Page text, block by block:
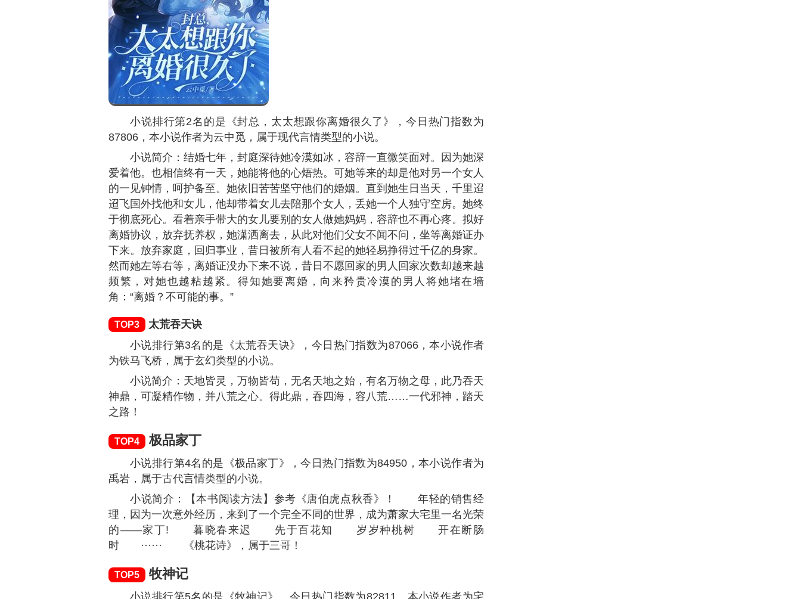
小说排行第2名的是《封总，太太想跟你离婚很久了》，今日热门指数为
87806 ，本小说作者为云中觅，属于现代言情类型的小说。
小说简介：结婚七年，封庭深待她冷漠如冰，容辞一直微笑面对。因为她深
爱着他。也相信终有一天，她能将他的心焐热。可她等来的却是他对另一个女人
的一见钟情，呵护备至。她依旧苦苦坚守他们的婚姻。直到她生日当天，千里迢
迢飞国外找他和女儿，他却带着女儿去陪那个女人，丢她一个人独守空房。她终
于彻底死心。看着亲手带大的女儿要别的女人做她妈妈，容辞也不再心疼。拟好
离婚协议，放弃抚养权，她潇洒离去，从此对他们父女不闻不问，坐等离婚证办
下来。放弃家庭，回归事业，昔日被所有人看不起的她轻易挣得过千亿的身家。
然而她左等右等，离婚证没办下来不说，昔日不愿回家的男人回家次数却越来越
频繁，对她也越粘越紧。得知她要离婚，向来矜贵冷漠的男人将她堵在墙
角：“离婚？不可能的事。”
TOP3 太荒吞天诀
小说排行第3名的是《太荒吞天诀》，今日热门指数为
为铁马飞桥，属于玄幻类型的小说。